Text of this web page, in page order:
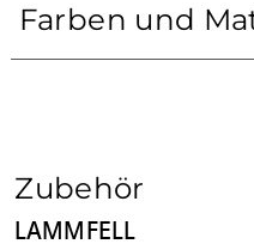
Farben und
MULTIPLEX
MULTIPLEX SCHWARZ
Zubehör
LAMMFELL